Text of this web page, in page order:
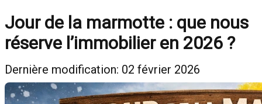
Jour de la marmotte : que nous
réserve l’immobilier en 2026 ?
Dernière modification: 02 février 2026